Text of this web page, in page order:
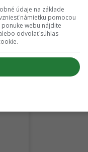
údaje na základe
námietku pomocou
webu nájdite
odvolať súhlas